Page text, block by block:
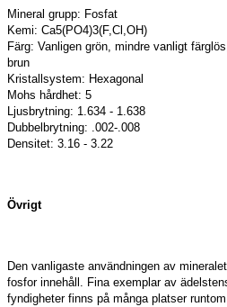
Mineral grupp: Fosfat
Kemi: Ca5(PO4)3(F,Cl,OH)
Färg: Vanligen grön, mindre vanligt
brun
Kristallsystem: Hexagonal
Mohs hårdhet: 5
Ljusbrytning: 1.634 - 1.638
Dubbelbrytning: .002-.008
Densitet: 3.16 - 3.22
Övrigt
Den vanligaste användningen av
fosfor innehåll. Fina exemplar av
fyndigheter finns på många platser